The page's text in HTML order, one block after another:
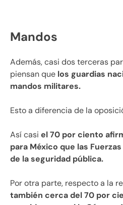
Mandos
Además, casi dos terceras
piensan que los guardias
mandos militares.
Esto a diferencia de la
Así casi el 70 por ciento
para México que las
de la seguridad pública.
Por otra parte, respecto a la
también cerca del 70 por